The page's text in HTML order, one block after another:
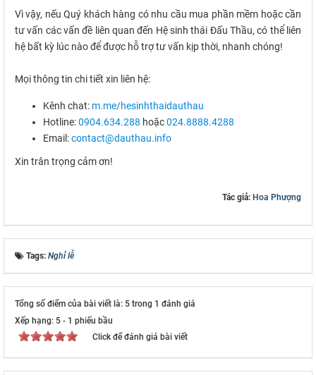
Vì vậy, nếu Quý khách hàng có nhu cầu mua phần mềm hoặc cần
tư vấn các vấn đề liên quan đến Hệ sinh thái Đấu Thầu, có thể liên
hệ bất kỳ lúc nào để được hỗ trợ tư vấn kịp thời, nhanh chóng!
Mọi thông tin chi tiết xin liên hệ:
Kênh chat: m.me/hesinhthaidauthau
Hotline:0904.634.288 hoặc024.8888.4288
Email:contact@dauthau.info
Xin trân trọng cảm ơn!
Tác giả: Hoa Phượng
Tags: Nghỉ lễ
Tổng số điểm của bài viết là: 5 trong 1 đánh giá
Xếp hạng: 5 - 1 phiếu bầu
Click để đánh giá bài viết